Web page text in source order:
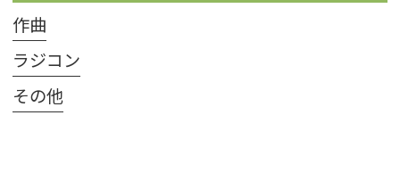
作曲
ラジコン
その他